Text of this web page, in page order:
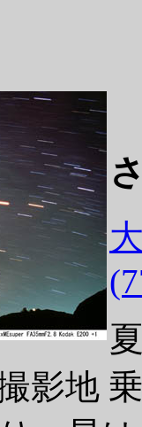
影地